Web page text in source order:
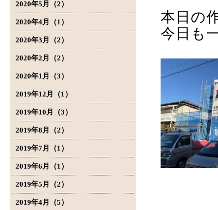
2020年5月（2）
2020年4月（1）
2020年3月（2）
2020年2月（2）
2020年1月（3）
2019年12月（1）
2019年10月（3）
2019年8月（2）
2019年7月（1）
2019年6月（1）
2019年5月（2）
2019年4月（5）
本日の
今日も